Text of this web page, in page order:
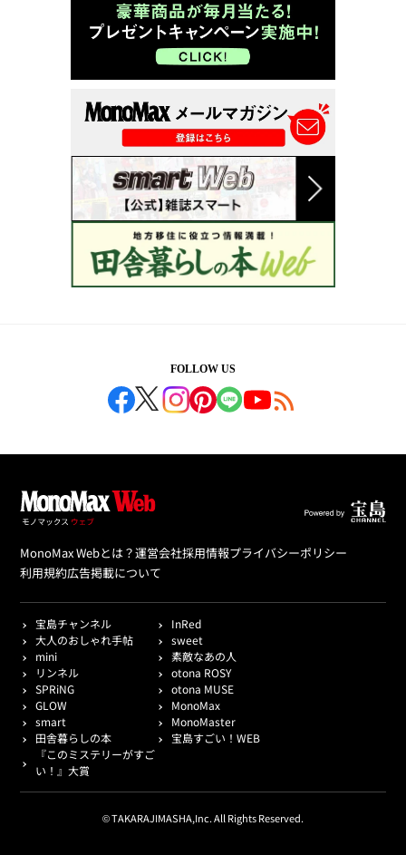
FOLLOW US
MonoMax Webとは？運営会社採用情報プライバシーポリシー
利用規約広告掲載について
宝島チャンネル
InRed
大人のおしゃれ手帖
sweet
mini
素敵なあの人
リンネル
otona ROSY
SPRiNG
otona MUSE
GLOW
MonoMax
smart
MonoMaster
田舎暮らしの本
宝島すごい！WEB
『このミステリーがすご
い！』大賞
© TAKARAJIMASHA,Inc. All Rights Reserved.